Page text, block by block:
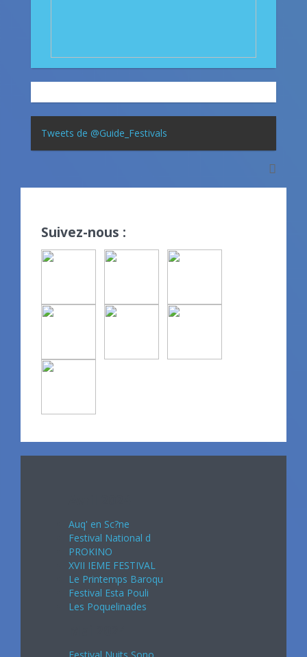
Tweets de @Guide_Festivals
Suivez-nous :
Auq' en Sc?ne
Festival National d
PROKINO
XVII IEME FESTIVAL
Le Printemps Baroqu
Festival Esta Pouli
Les Poquelinades